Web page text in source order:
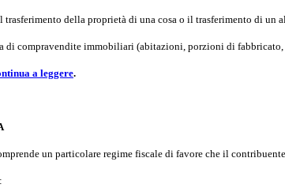
della proprietà di una cosa o il trasferimento di
di compravendite immobiliari (abitazioni, porzioni di
a leggere.
un particolare regime fiscale di favore che il
: